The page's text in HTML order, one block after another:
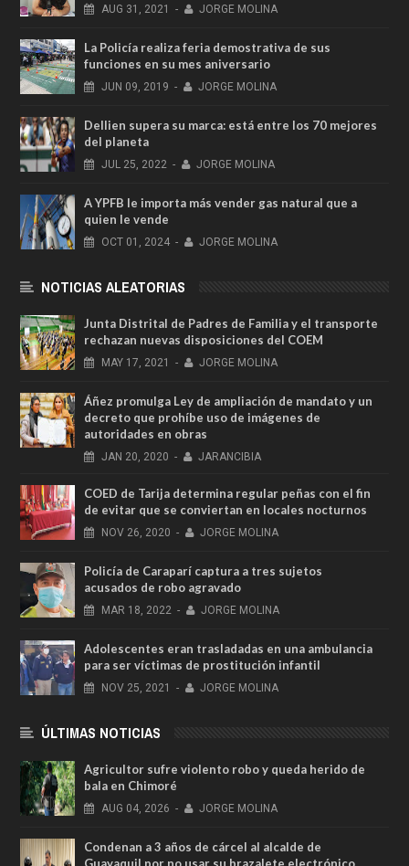
AUG 31, 2021 - JORGE MOLINA
La Policía realiza feria demostrativa de sus
funciones en su mes aniversario
JUN 09, 2019 - JORGE MOLINA
Dellien supera su marca: está entre los 70 mejores
del planeta
JUL 25, 2022 - JORGE MOLINA
A YPFB le importa más vender gas natural que a
quien le vende
OCT 01, 2024 - JORGE MOLINA
NOTICIAS ALEATORIAS
Junta Distrital de Padres de Familia y el transporte
rechazan nuevas disposiciones del COEM
MAY 17, 2021 - JORGE MOLINA
Áñez promulga Ley de ampliación de mandato y un
decreto que prohíbe uso de imágenes de
autoridades en obras
JAN 20, 2020 - JARANCIBIA
COED de Tarija determina regular peñas con el fin
de evitar que se conviertan en locales nocturnos
NOV 26, 2020 - JORGE MOLINA
Policía de Caraparí captura a tres sujetos
acusados de robo agravado
MAR 18, 2022 - JORGE MOLINA
Adolescentes eran trasladadas en una ambulancia
para ser víctimas de prostitución infantil
NOV 25, 2021 - JORGE MOLINA
ÚLTIMAS NOTICIAS
Agricultor sufre violento robo y queda herido de
bala en Chimoré
AUG 04, 2026 - JORGE MOLINA
Condenan a 3 años de cárcel al alcalde de